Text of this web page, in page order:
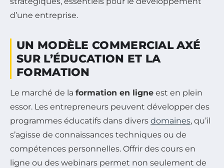
d’une entreprise.
UN MODÈLE COMMERCIAL AXÉ
SUR L’ÉDUCATION ET LA
FORMATION
Le marché de la formation en ligne est en plein
essor. Les entrepreneurs peuvent développer des
programmes éducatifs dans divers domaines, qu’il
s’agisse de connaissances techniques ou de
compétences personnelles. Offrir des cours en
ligne ou des webinars permet non seulement de